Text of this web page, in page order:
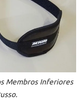
Membros Inferiores